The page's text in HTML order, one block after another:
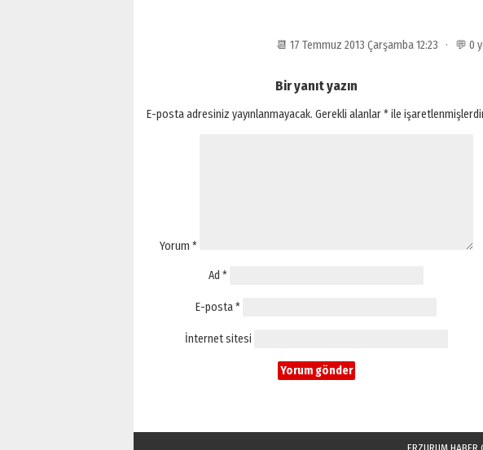
📆 17 Temmuz 2013 Çarşamba 12:23 · 💬 0
Bir yanıt yazın
E-posta adresiniz yayınlanmayacak. Gerekli alanlar*ile
Yorum *
Ad *
E-posta*
İnternet sitesi